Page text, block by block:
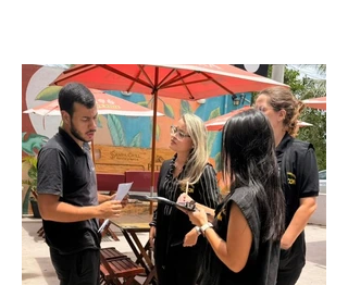
artesanato, gastronomia artesanal,
produtos orgânicos e expositores. No
espaço, também há exposição e venda
de diversos produtos
hortifrutigranjeiros, bebidas artesanais
(licores, cervejas e cachaças), geleias,
pães, biscoitos, m